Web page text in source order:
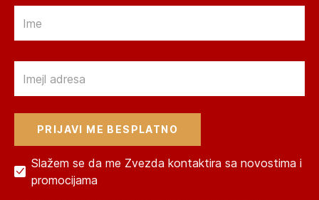
Slažem se da me Zvezda kontaktira sa novostima i
promocijama